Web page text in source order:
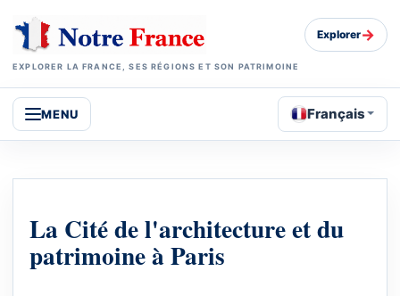
EXPLORER LA FRANCE, SES RÉGIONS ET SON PATRIMOINE
Explorer→
MENU Français
La Cité de l'architecture et du
patrimoine à Paris